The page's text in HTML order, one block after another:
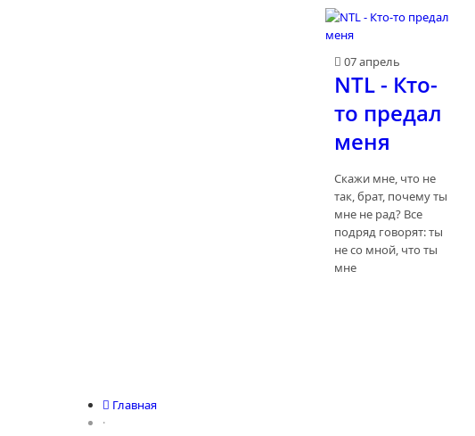
07 апрель
NTL - Кто-
то предал
меня
Скажи мне, что не
так, брат, почему ты
мне не рад? Все
подряд говорят: ты
не со мной, что ты
мне
Главная
·